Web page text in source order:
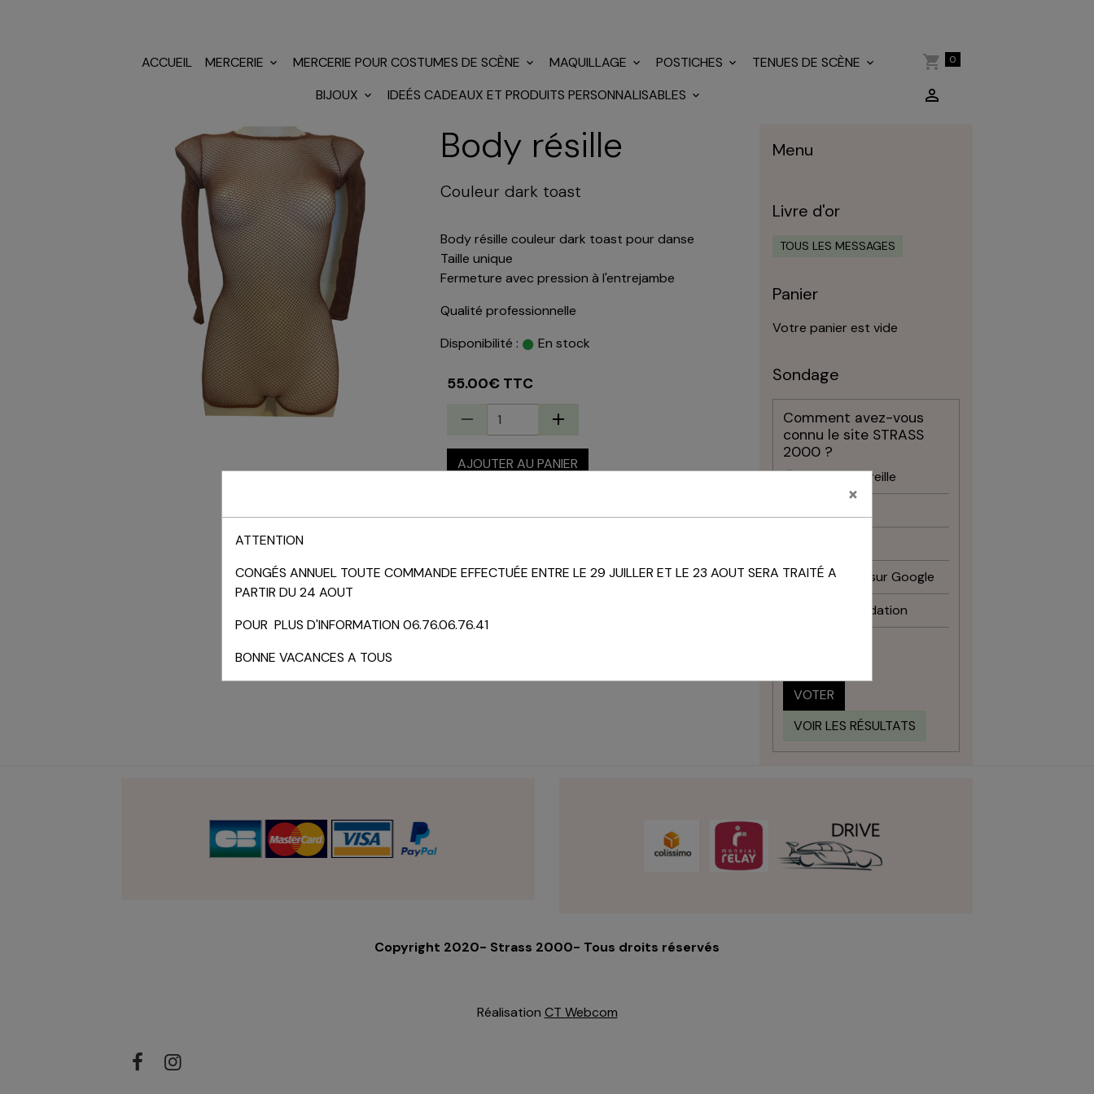
ACCUEIL MERCERIE MERCERIE POUR COSTUMES DE SCÈNE MAQUILLAGE POSTICHES
TENUES DE SCÈNE
BIJOUX
IDEÉS CADEAUX ET PRODUITS PERSONNALISABLES
0
Body résille
Couleur dark toast
Body résille couleur dark toast pour danse
Taille unique
Fermeture avec pression à l'entrejambe
Qualité professionnelle
Disponibilité :
En stock
55.00€ TTC
AJOUTER AU PANIER
Menu
Livre d'or
TOUS LES MESSAGES
Panier
Votre panier est vide
Sondage
Comment avez-vous
connu le site STRASS
2000 ?
Bouche à oreille
Recherche sur Google
Recommandation
VOTER
VOIR LES RÉSULTATS
Copyright 2020- Strass 2000- Tous droits réservés
Réalisation CT Webcom
×
ATTENTION
CONGÉS ANNUEL TOUTE COMMANDE EFFECTUÉE ENTRE LE 29 JUILLER ET LE 23 AOUT SERA TRAITÉ A
PARTIR DU 24 AOUT
POUR PLUS D'INFORMATION 06.76.06.76.41
BONNE VACANCES A TOUS